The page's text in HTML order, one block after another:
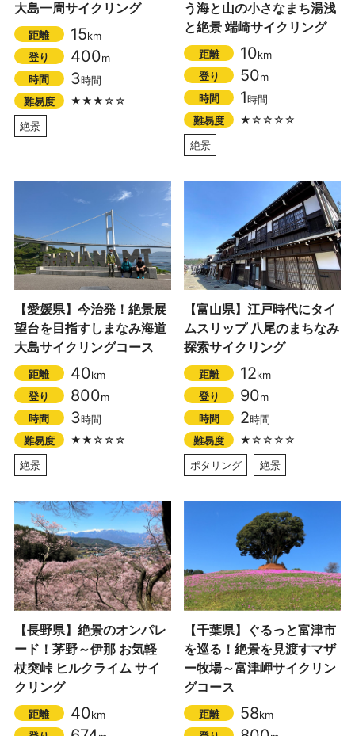
大島一周サイクリング
距離 15km
登り
400m
時間
3時間
難易度
★★★☆☆
絶景
う海と山の小さなまち湯浅
と絶景 端崎サイクリング
距離 10km
登り
50m
時間
1時間
難易度
★☆☆☆☆
絶景
【愛媛県】今治発！絶景展
望台を目指すしまなみ海道
大島サイクリングコース
距離 40km
登り
800m
時間
3時間
難易度
★★☆☆☆
絶景
【富山県】江戸時代にタイ
ムスリップ 八尾のまちなみ
探索サイクリング
距離 12km
登り
90m
時間
2時間
難易度
★☆☆☆☆
ポタリング
絶景
【長野県】絶景のオンパレ
ード！茅野～伊那 お気軽
杖突峠 ヒルクライム サイ
クリング
距離 40km
【千葉県】ぐるっと富津市
を巡る！絶景を見渡すマザ
ー牧場～富津岬サイクリン
グコース
距離 58km